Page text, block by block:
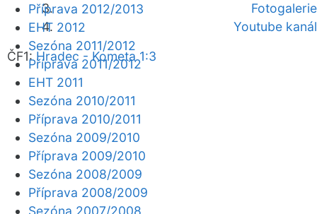
Fotogalerie
Youtube kanál
ČF1:Hradec - Kometa 1:3
Příprava 2012/2013
EHT 2012
Sezóna 2011/2012
Příprava 2011/2012
EHT 2011
Sezóna 2010/2011
Příprava 2010/2011
Sezóna 2009/2010
Příprava 2009/2010
Sezóna 2008/2009
Příprava 2008/2009
Sezóna 2007/2008